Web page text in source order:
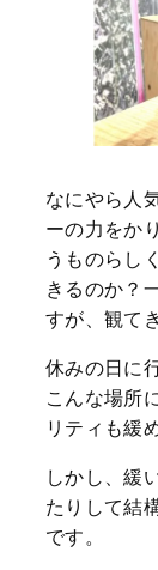
なにやら人
ーの力をか
うものらし
きるのか？
すが、観て
休みの日に
こんな場所
リティも緩
しかし、緩
たりして結
です。